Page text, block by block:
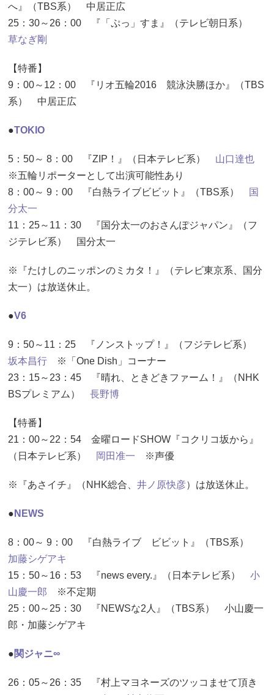
へ』（TBS系） 中居正広
25：30～26：00 『「ぷっ」すま』（テレビ朝日系）
草なぎ剛
【特番】
9：00～12：00 『リオ五輪2016 競泳決勝ほか』（TBS
系） 中居正広
●TOKIO
5：50～ 8：00 『ZIP！』（日本テレビ系） 山口達也
※五輪リポーターとして出演可能性あり
8：00～ 9：00 『白熱ライブビビット』（TBS系）
国
分太一
11：25～11：30 『国分太一のおさんぽジャパン』（フ
ジテレビ系） 国分太一
※『たけしのニッポンのミカタ！』（テレビ東京系、国分
太一）は放送休止。
●V6
9：50～11：25 『ノンストップ！』（フジテレビ系）
坂本昌行 ※「One Dish」コーナー
23：15～23：45 『晴れ、ときどきファーム！』（NHK
BSプレミアム） 長野博
【特番】
21：00～22：54 金曜ロードSHOW『コクリコ坂から』
（日本テレビ系）
岡田准一 ※声優
※『あさイチ』（NHK総合、 井ノ原快彦）は放送休止。
● NEWS
8：00～ 9：00 『白熱ライブ ビビット』（TBS系）
加藤シゲアキ
15：50～16：53 『news every.』（日本テレビ系） 小
山慶一郎 ※不定期
25：00～25：30 『NEWSな2人』（TBS系） 小山慶一
郎・加藤シゲアキ
●関ジャニ∞
26：05～26：35 『村上マヨネーズのツッコませて頂き